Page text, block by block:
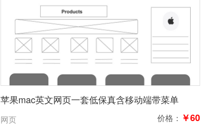
苹果mac英文网页一套低保真含移动端带菜单
网页 价格： ￥60